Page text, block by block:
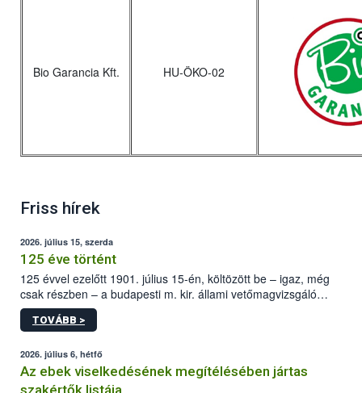
Bio Garancia Kft. HU-ÖKO-02
Friss hírek
2026. július 15, szerda
125 éve történt
125 évvel ezelőtt 1901. július 15-én, költözött be – igaz, még
csak részben – a budapesti m. kir. állami vetőmagvizsgáló
állomás a Kis Rókus utca 15. szám alatti, Czigler Győző által
tervezett új épületébe.
TOVÁBB >
2026. július 6, hétfő
Az ebek viselkedésének megítélésében jártas
szakértők listája